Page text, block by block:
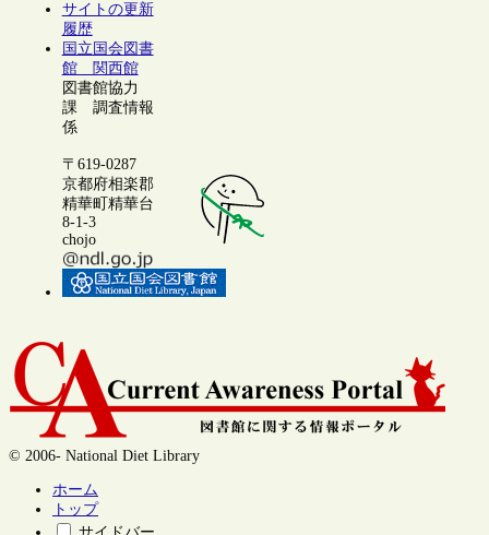
サイトの更新
履歴
国立国会図書
館 関西館
図書館協力
課 調査情報
係
〒619-0287
京都府相楽郡
精華町精華台
8-1-3
chojo
© 2006- National Diet Library
ホーム
トップ